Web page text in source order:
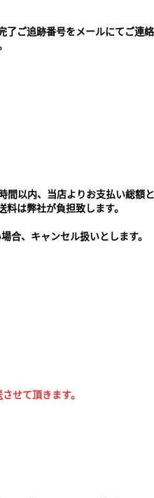
了ご追跡番号をメールにてご連
間以内、当店よりお支払い総額
は弊社が負担致します。
合、キャンセル扱いとします。
せて頂きます。